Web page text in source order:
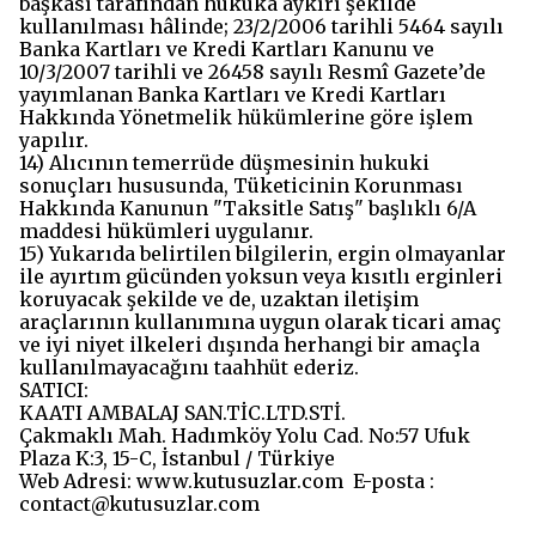
kullanılması hâlinde; 23/2/2006 tarihli 5464 sayılı
Banka Kartları ve Kredi Kartları Kanunu ve
10/3/2007 tarihli ve 26458 sayılı Resmî Gazete’de
yayımlanan Banka Kartları ve Kredi Kartları
Hakkında Yönetmelik hükümlerine göre işlem
yapılır.
14) Alıcının temerrüde düşmesinin hukuki
sonuçları hususunda, Tüketicinin Korunması
Hakkında Kanunun "Taksitle Satış" başlıklı 6/A
maddesi hükümleri uygulanır.
15) Yukarıda belirtilen bilgilerin, ergin olmayanlar
ile ayırtım gücünden yoksun veya kısıtlı erginleri
koruyacak şekilde ve de, uzaktan iletişim
araçlarının kullanımına uygun olarak ticari amaç
ve iyi niyet ilkeleri dışında herhangi bir amaçla
kullanılmayacağını taahhüt ederiz.
SATICI:
KAATI AMBALAJ SAN.TİC.LTD.STİ.
Çakmaklı Mah. Hadımköy Yolu Cad. No:57 Ufuk
Plaza K:3, 15-C, İstanbul / Türkiye
Web Adresi: www.kutusuzlar.com E-posta :
contact@kutusuzlar.com